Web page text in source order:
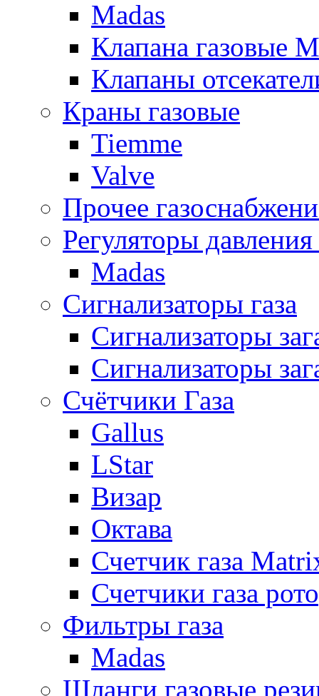
Madas
Клапана газовые
Клапаны
Краны газовые
Tiemme
Valve
Прочее
Регуляторы давления
Madas
Сигнализаторы газа
Сигнализаторы
Сигнализаторы
Счётчики Газа
Gallus
LStar
Визар
Октава
Счетчик газа
Счетчики газа
Фильтры газа
Madas
Шланги газовые